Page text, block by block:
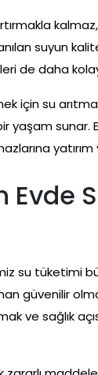
suyun
de daha
için su
sunar.
Evde
su tüketimi
güvenilir
ve sağlık